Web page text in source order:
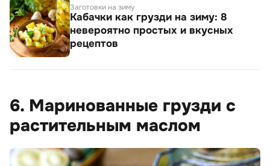
Заготовки на зиму
Кабачки как грузди на зиму: 8
невероятно простых и вкусных
рецептов
6. Маринованные грузди с
растительным маслом